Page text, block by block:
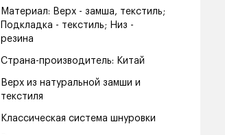
Материал: Верх - замша, текстиль;
Подкладка - текстиль; Низ -
резина
Страна-производитель: Китай
Верх из натуральной замши и
текстиля
Классическая система шнуровки